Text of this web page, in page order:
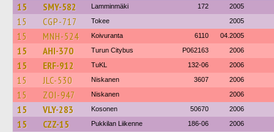
15 SMY-582 Lamminmäki 172 2005
15 CGP-717 Tokee 2005
15 MNH-524 Koivuranta 6110 04.2005
15 AHI-370 Turun Citybus P062163 2006
15 ERF-912 TuKL 132-06 2006
15 JLC-530 Niskanen 3607 2006
15 ZOI-947 Niskanen 2006
15 VLY-283 Kosonen 50670 2006
15 CZZ-15 Pukkilan Liikenne 186-06 2006